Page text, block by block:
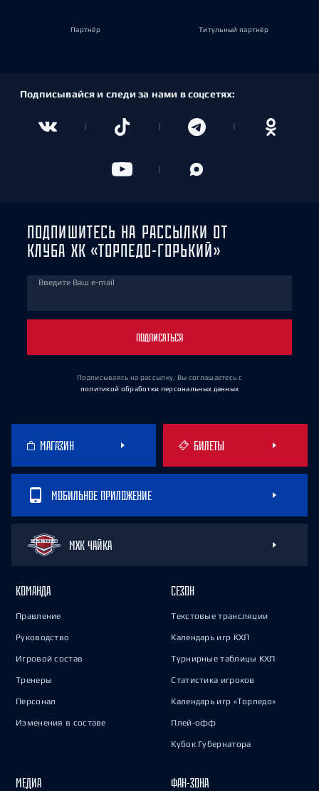
Партнёр Титульный партнёр
Подписывайся и следи за нами в соцсетях:
ПОДПИШИТЕСЬ НА РАССЫЛКИ ОТ
КЛУБА ХК «ТОРПЕДО-ГОРЬКИЙ»
Введите Ваш e-mail
ПОДПИСАТЬСЯ
Подписываясь на рассылку, Вы соглашаетесь с
политикой обработки персональных данных
МАГАЗИН БИЛЕТЫ
МОБИЛЬНОЕ ПРИЛОЖЕНИЕ
МХК ЧАЙКА
КОМАНДА
Правление
Руководство
Игровой состав
Тренеры
Персонал
Изменения в составе
СЕЗОН
Текстовые трансляции
Календарь игр КХЛ
Турнирные таблицы КХЛ
Статистика игроков
Календарь игр «Торпедо»
Плей-офф
Кубок Губернатора
МЕДИА ФАН-ЗОНА